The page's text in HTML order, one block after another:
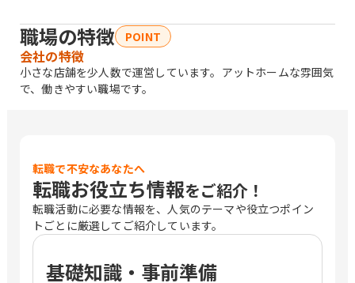
職場の特徴 POINT
会社の特徴
小さな店舗を少人数で運営しています。アットホームな雰囲気
で、働きやすい職場です。
転職で不安なあなたへ
転職お役立ち情報をご紹介！
転職活動に必要な情報を、人気のテーマや役立つポイン
トごとに厳選してご紹介しています。
基礎知識・事前準備